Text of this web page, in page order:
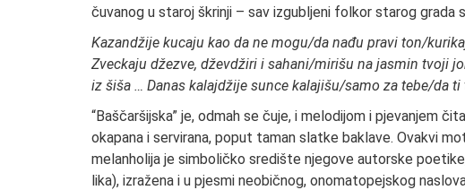
čuvanog u staroj škrinji – sav izgubljeni folkor starog grada
Kazandžije kucaju kao da ne mogu/da nađu pravi ton/
Zveckaju džezve, dževdžiri i sahani/mirišu na jasmin tvoji
iz šiša … Danas kalajdžije sunce kalajišu/samo za tebe/da
“Baščaršijska” je, odmah se čuje, i melodijom i pjevanjem
okapana i servirana, poput taman slatke baklave. Ovakvi
melanholija je simboličko središte njegove autorske
lika), izražena i u pjesmi neobičnog, onomatopejskog